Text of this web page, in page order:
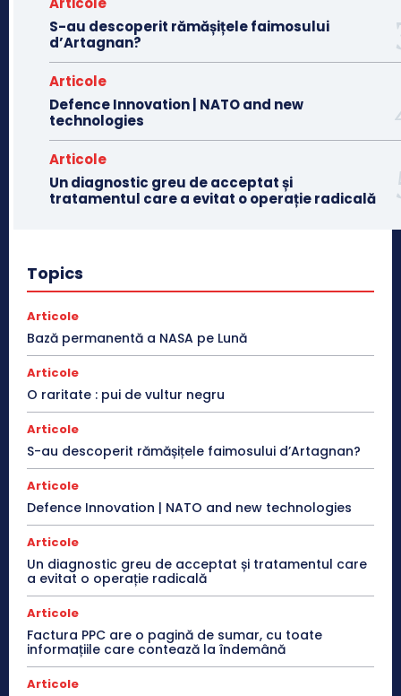
S-au descoperit rămășițele faimosului
d’Artagnan?
Articole
Defence Innovation | NATO and new
technologies
Articole
Un diagnostic greu de acceptat și
tratamentul care a evitat o operație radicală
Topics
Articole
Bază permanentă a NASA pe Lună
Articole
O raritate : pui de vultur negru
Articole
S-au descoperit rămășițele faimosului d’Artagnan?
Articole
Defence Innovation | NATO and new technologies
Articole
Un diagnostic greu de acceptat și tratamentul care
a evitat o operație radicală
Articole
Factura PPC are o pagină de sumar, cu toate
informațiile care contează la îndemână
Articole